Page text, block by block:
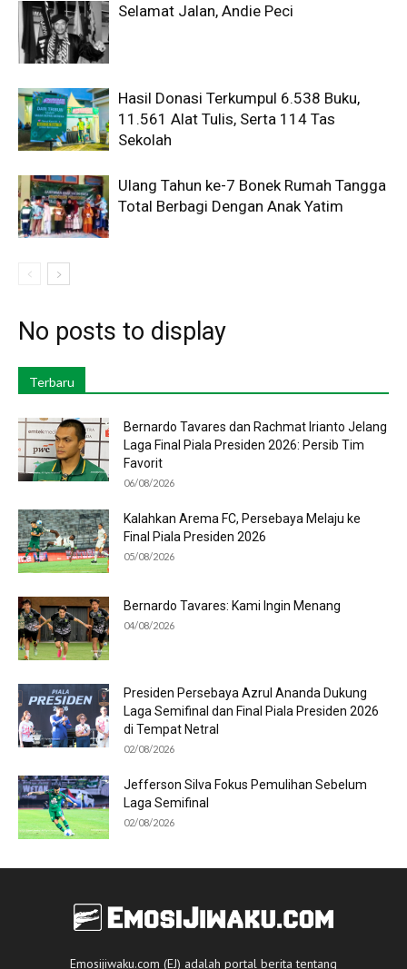
Selamat Jalan, Andie Peci
Hasil Donasi Terkumpul 6.538 Buku,
11.561 Alat Tulis, Serta 114 Tas
Sekolah
Ulang Tahun ke-7 Bonek Rumah Tangga
Total Berbagi Dengan Anak Yatim
No posts to display
Terbaru
Bernardo Tavares dan Rachmat Irianto Jelang
Laga Final Piala Presiden 2026: Persib Tim
Favorit
06/08/2026
Kalahkan Arema FC, Persebaya Melaju ke
Final Piala Presiden 2026
05/08/2026
Bernardo Tavares: Kami Ingin Menang
04/08/2026
Presiden Persebaya Azrul Ananda Dukung
Laga Semifinal dan Final Piala Presiden 2026
di Tempat Netral
02/08/2026
Jefferson Silva Fokus Pemulihan Sebelum
Laga Semifinal
02/08/2026
Emosijiwaku.com (EJ) adalah portal berita tentang